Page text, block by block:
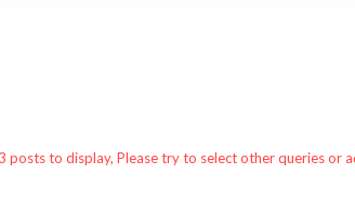
posts to display, Please try to select other queries or